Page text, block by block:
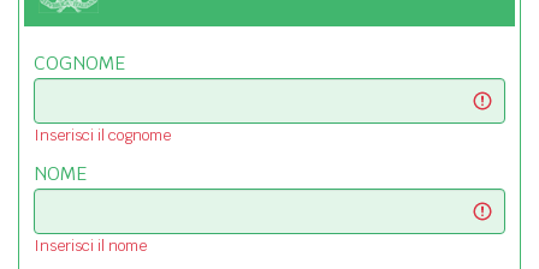
COGNOME
Inserisci il cognome
NOME
Inserisci il nome